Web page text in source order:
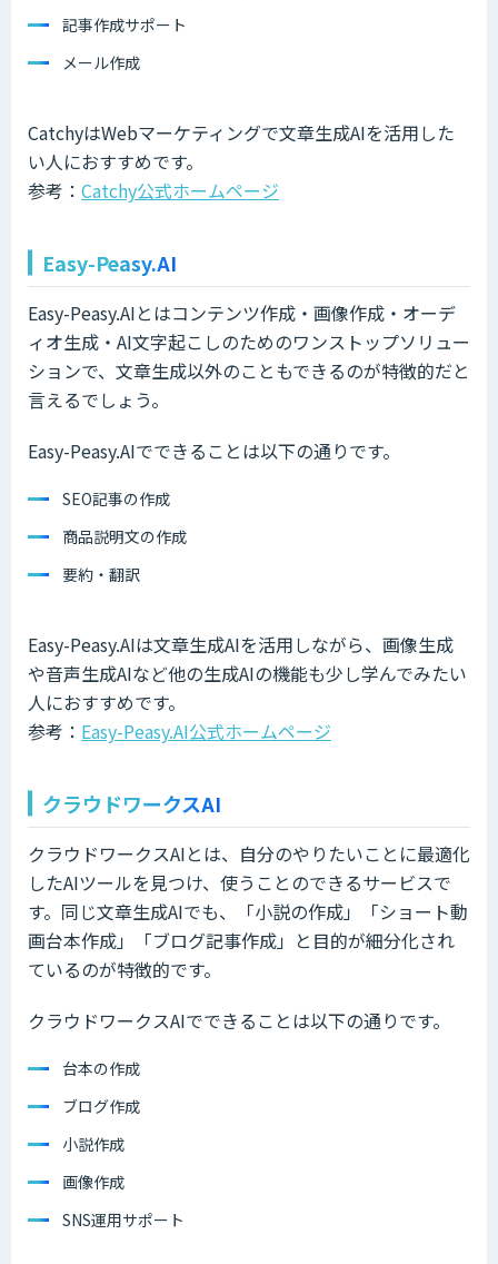
記事作成サポート
メール作成
CatchyはWebマーケティングで文章生成AIを活用した
い人におすすめです。
参考： Catchy公式ホームページ
Easy-Peasy.AI
Easy-Peasy.AIとはコンテンツ作成・画像作成・オーデ
ィオ生成・AI文字起こしのためのワンストップソリュー
ションで、文章生成以外のこともできるのが特徴的だと
言えるでしょう。
Easy-Peasy.AIでできることは以下の通りです。
SEO記事の作成
商品説明文の作成
要約・翻訳
Easy-Peasy.AIは文章生成AIを活用しながら、画像生成
や音声生成AIなど他の生成AIの機能も少し学んでみたい
人におすすめです。
参考： Easy-Peasy.AI公式ホームページ
クラウドワークスAI
クラウドワークスAIとは、自分のやりたいことに最適化
したAIツールを見つけ、使うことのできるサービスで
す。同じ文章生成AIでも、「小説の作成」「ショート動
画台本作成」「ブログ記事作成」と目的が細分化され
ているのが特徴的です。
クラウドワークスAIでできることは以下の通りです。
台本の作成
ブログ作成
小説作成
画像作成
SNS運用サポート